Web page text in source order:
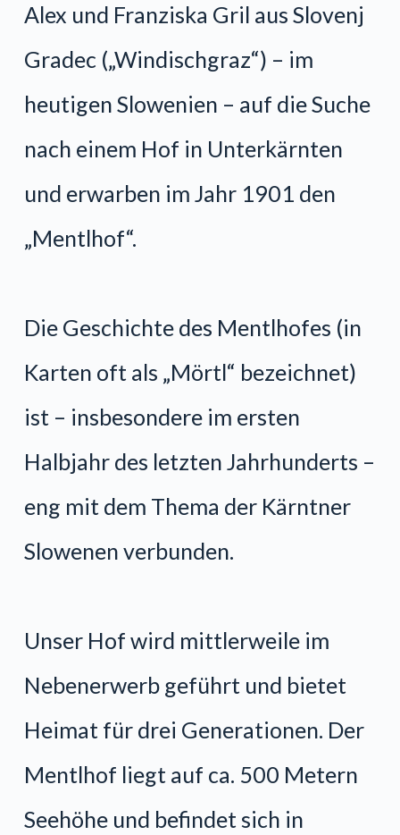
Alex und Franziska Gril aus Slovenj
Gradec („Windischgraz“) – im
heutigen Slowenien – auf die Suche
nach einem Hof in Unterkärnten
und erwarben im Jahr 1901 den
„Mentlhof“.
Die Geschichte des Mentlhofes (in
Karten oft als „Mörtl“ bezeichnet)
ist – insbesondere im ersten
Halbjahr des letzten Jahrhunderts –
eng mit dem Thema der Kärntner
Slowenen verbunden.
Unser Hof wird mittlerweile im
Nebenerwerb geführt und bietet
Heimat für drei Generationen. Der
Mentlhof liegt auf ca. 500 Metern
Seehöhe und befindet sich in